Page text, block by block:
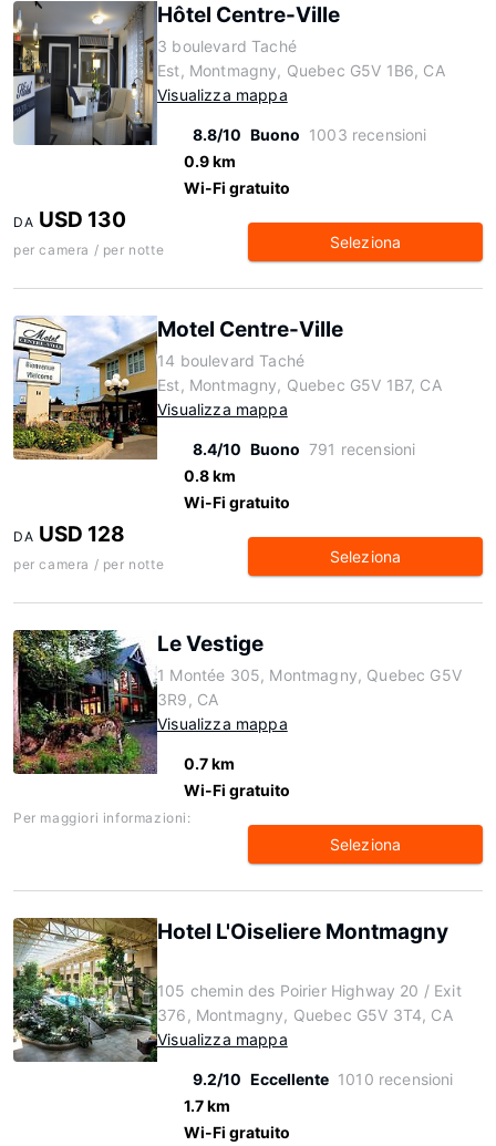
Hôtel Centre-Ville
3 boulevard Taché
Est, Montmagny, Quebec G5V 1B6, CA
Visualizza mappa
8.8/10 Buono 1003 recensioni
0.9 km
Wi-Fi gratuito
DA USD 130
per camera / per notte Seleziona
Motel Centre-Ville
14 boulevard Taché
Est, Montmagny, Quebec G5V 1B7, CA
Visualizza mappa
8.4/10 Buono 791 recensioni
0.8 km
Wi-Fi gratuito
DA USD 128
per camera / per notte Seleziona
Le Vestige
1 Montée 305, Montmagny, Quebec G5V
3R9, CA
Visualizza mappa
0.7 km
Wi-Fi gratuito
Per maggiori informazioni:
Seleziona
Hotel L'Oiseliere Montmagny
105 chemin des Poirier Highway 20 / Exit
376, Montmagny, Quebec G5V 3T4, CA
Visualizza mappa
9.2/10 Eccellente 1010 recensioni
1.7 km
Wi-Fi gratuito